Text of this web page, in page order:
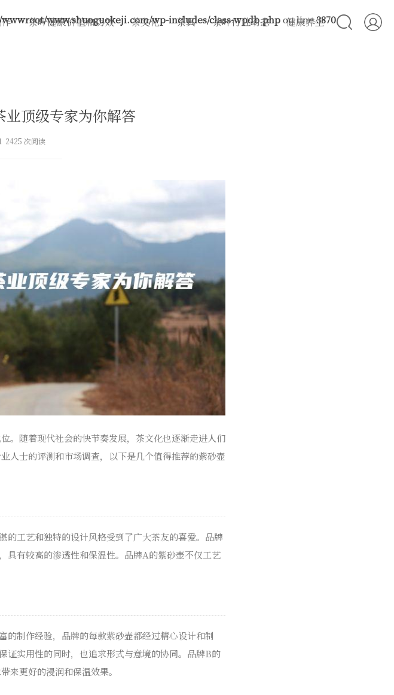
www.shuoguokeji.com/wp-includes/class-wpdb.phpon line3870
茶叶健康价值和功效 茶文化 茶具 茶叶行业动态 健康养生
业顶级专家为你解答
2425 次阅读
。随着现代社会的快节奏发展，茶文化也逐渐走进人们
人士的评测和市场调查，以下是几个值得推荐的紫砂壶
的工艺和独特的设计风格受到了广大茶友的喜爱。品牌
具有较高的渗透性和保温性。品牌A的紫砂壶不仅工艺
的制作经验，品牌的每款紫砂壶都经过精心设计和制
证实用性的同时，也追求形式与意境的协同。品牌B的
来更好的浸润和保温效果。